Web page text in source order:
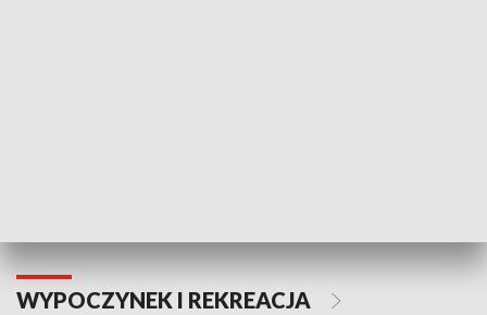
WYPOCZYNEK I REKREACJA